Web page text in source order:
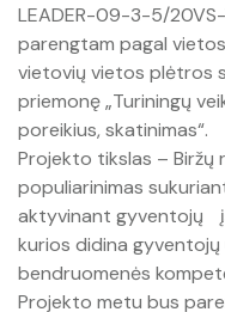
Biržų
Biržų
Filmuota
Biržai 360°
Biržų
Turistinio
Klasės
Picerijos
Valgyklos
Barai
Žemėlapis
Svečių
Kaimo
Privatus
Kempingas
Visi
Magnetukai
Kalėdinės
Marškinėliai
Lietuviška
Mūsų
Naudinga
Avia bilietai
Biuro
Avia bilietai
Biuro paslaugos
Dovanų čekiai
Bendradarbiavimo
LEADER-09-3-5/
parengtam pagal
vietovių vietos plėtros
priemonę „Turiningų
poreikius, skatinimas“.
Projekto tikslas – Biržų
populiarinimas
aktyvinant gyventojų
kurios didina gyventojų
bendruomenės
Projekto metu bus